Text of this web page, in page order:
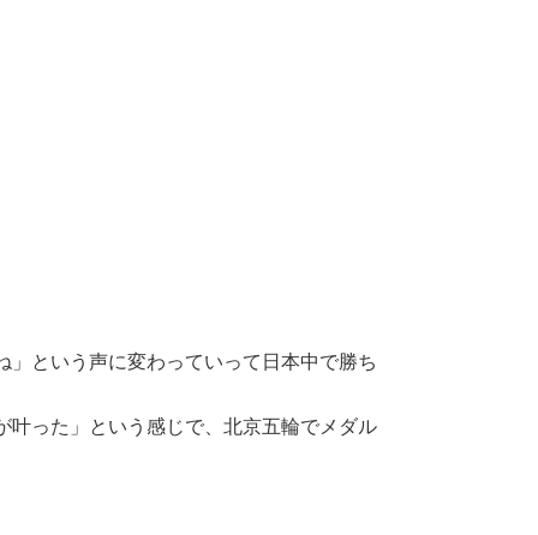
という声に変わっていって日本中で勝ち
叶った」という感じで、北京五輪でメダル